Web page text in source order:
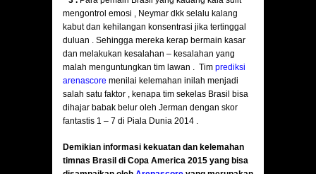
mengontrol emosi , Neymar dkk selalu kalang
kabut dan kehilangan konsentrasi jika tertinggal
duluan . Sehingga mereka kerap bermain kasar
dan melakukan kesalahan – kesalahan yang
malah menguntungkan tim lawan . Tim prediksi
arenascore menilai kelemahan inilah menjadi
salah satu faktor , kenapa tim sekelas Brasil bisa
dihajar babak belur oleh Jerman dengan skor
fantastis 1 – 7 di Piala Dunia 2014 .
Demikian informasi kekuatan dan kelemahan
timnas Brasil di Copa America 2015 yang bisa